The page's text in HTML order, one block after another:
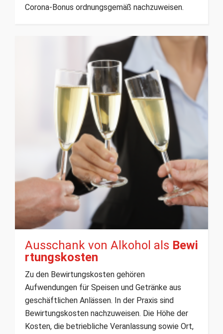
Corona-Bonus ordnungsgemäß nachzuweisen.
Ausschank von Alkohol als Bewi
rtungskosten
Zu den Bewirtungskosten gehören
Aufwendungen für Speisen und Getränke aus
geschäftlichen Anlässen. In der Praxis sind
Bewirtungskosten nachzuweisen. Die Höhe der
Kosten, die betriebliche Veranlassung sowie Ort,